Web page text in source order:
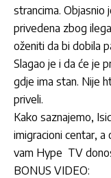
strancima. Objasnio
privedena zbog
oženiti da bi dobila
Slagao je i da će je
gdje ima stan. Nije
priveli.
Kako saznajemo,
imigracioni centar,
vam Hype TV
BONUS VIDEO: